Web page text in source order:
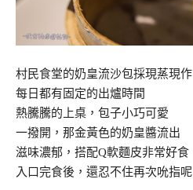
村民食堂的奶皇流沙包採現蒸現作
每日都有固定的出爐時間
熱騰騰的上桌，包子小巧可愛
一撥開，那金黃色的奶皇醬流出
滋味濃郁，搭配Q軟麵皮非常好食
入口完食後，還忍不住再次吮指呢